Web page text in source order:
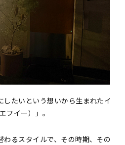
たいという想いから生まれたイ
フイー）」。
るスタイルで、その時期、その